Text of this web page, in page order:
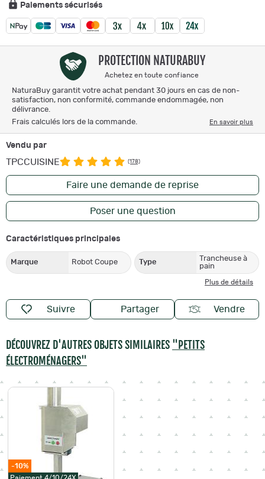
Paiements sécurisés
PROTECTION NATURABUY
Achetez en toute confiance
NaturaBuy garantit votre achat pendant 30 jours en cas de non-
satisfaction, non conformité, commande endommagée, non
délivrance.
Frais calculés lors de la commande.
En savoir plus
Vendu par
TPCCUISINE (178)
Faire une demande de reprise
Poser une question
Caractéristiques principales
Marque Robot Coupe Type
Trancheuse à
pain
Plus de détails
Suivre Partager Vendre
DÉCOUVREZ D'AUTRES OBJETS SIMILAIRES "PETITS
ÉLECTROMÉNAGERS"
-10%